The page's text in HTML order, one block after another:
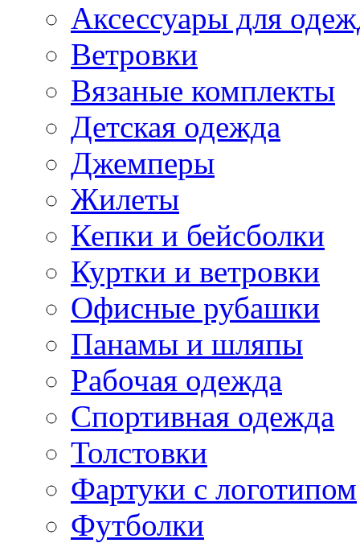
Аксессуары для
Ветровки
Вязаные комплекты
Детская одежда
Джемперы
Жилеты
Кепки и бейсболки
Куртки и ветровки
Офисные рубашки
Панамы и шляпы
Рабочая одежда
Спортивная одежда
Толстовки
Фартуки с логотипом
Футболки